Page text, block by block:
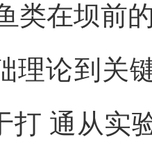
类在坝前
理论到关
打 通从实